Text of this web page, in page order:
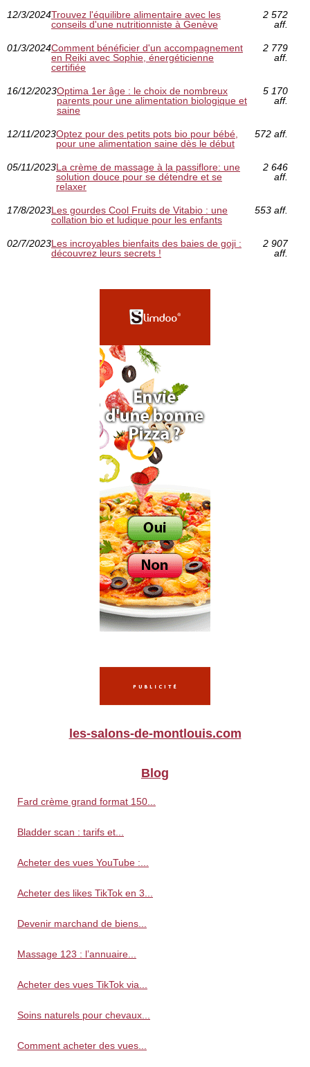
12/3/2024Trouvez l'équilibre alimentaire avec les
conseils d'une nutritionniste à Genève
2 572
aff.
01/3/2024Comment bénéficier d'un accompagnement
en Reiki avec Sophie, énergéticienne
certifiée
2 779
aff.
16/12/2023Optima 1er âge : le choix de nombreux
parents pour une alimentation biologique et
saine
5 170
aff.
12/11/2023Optez pour des petits pots bio pour bébé,
pour une alimentation saine dès le début
572 aff.
05/11/2023La crème de massage à la passiflore: une
solution douce pour se détendre et se
relaxer
2 646
aff.
17/8/2023Les gourdes Cool Fruits de Vitabio : une
collation bio et ludique pour les enfants
553 aff.
02/7/2023Les incroyables bienfaits des baies de goji :
découvrez leurs secrets !
2 907
aff.
les-salons-de-montlouis.com
Blog
Fard crème grand format 150...
Bladder scan : tarifs et...
Acheter des vues YouTube :...
Acheter des likes TikTok en 3...
Devenir marchand de biens...
Massage 123 : l’annuaire...
Acheter des vues TikTok via...
Soins naturels pour chevaux...
Comment acheter des vues...